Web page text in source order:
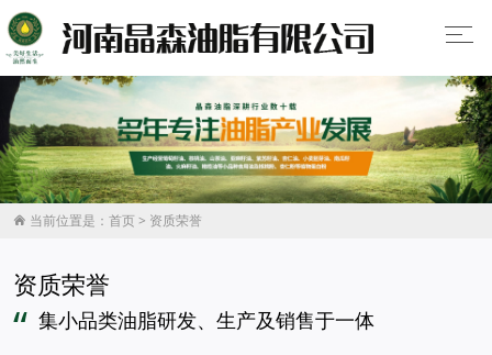
 当前位置是： 首页> 资质荣誉
资质荣誉
“ 集小品类油脂研发、生产及销售于一体